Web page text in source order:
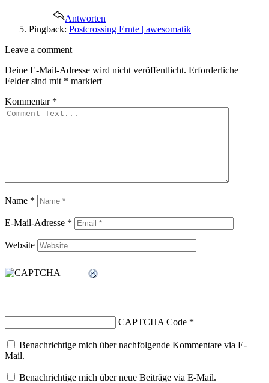
Antworten
Pingback: Postcrossing Ernte | awesomatik
Leave
comment
Leave a comment
Deine E-Mail-Adresse wird nicht veröffentlicht. Erforderliche
Felder sind mit * markiert
Kommentar *
Name *
E-Mail-Adresse *
Website
CAPTCHA Code *
Benachrichtige mich über nachfolgende Kommentare via E-
Mail.
Benachrichtige mich über neue Beiträge via E-Mail.